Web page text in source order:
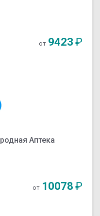
от 9423₽
Аптека
от 10078₽